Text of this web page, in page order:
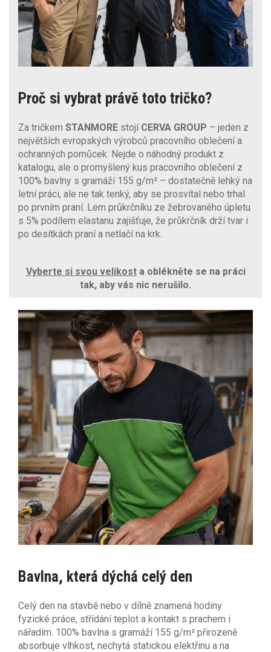
Proč si vybrat právě toto tričko?
Za tričkem STANMORE stojí CERVA GROUP – jeden z
největších evropských výrobců pracovního oblečení a
ochranných pomůcek. Nejde o náhodný produkt z
katalogu, ale o promyšlený kus pracovního oblečení z
100% bavlny s gramáží 155 g/m² – dostatečně lehký na
letní práci, ale ne tak tenký, aby se prosvítal nebo trhal
po prvním praní. Lem průkrčníku ze žebrovaného úpletu
s 5% podílem elastanu zajišťuje, že průkrčník drží tvar i
po desítkách praní a netlačí na krk.
Vyberte si svou velikosta oblékněte se na práci
tak, aby vás nic nerušilo.
Bavlna, která dýchá celý den
Celý den na stavbě nebo v dílně znamená hodiny
fyzické práce, střídání teplot a kontakt s prachem i
nářadím. 100% bavlna s gramáží 155 g/m² přirozeně
absorbuje vlhkost, nechytá statickou elektřinu a na